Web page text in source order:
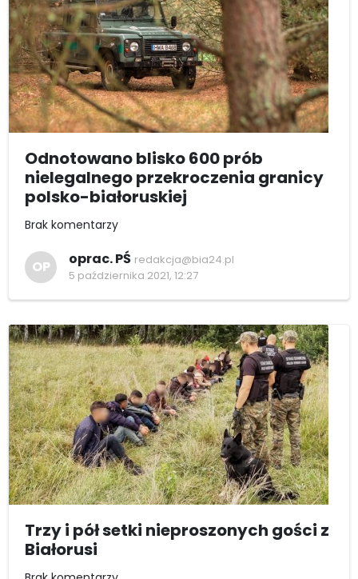
Odnotowano blisko 600 prób
nielegalnego przekroczenia granicy
polsko-białoruskiej
Brak komentarzy
OP oprac. PŚ redakcja@bia24.pl
5 października 2021, 12:27
Trzy i pół setki nieproszonych gości z
Białorusi